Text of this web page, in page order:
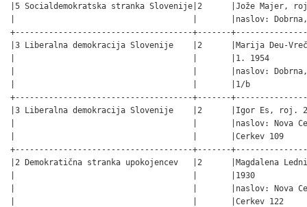
|5 Socialdemokratska stranka Slovenije|2      |Jože Majer,
|                                     |       |naslov: Dobrna,
+-------------------------------------+-------
|3 Liberalna demokracija Slovenije    |2      |Marija Deu-
|                                     |       |1. 1954
|                                     |       |naslov: Dobrna,
|                                     |       |1/b
+-------------------------------------+-------
|3 Liberalna demokracija Slovenije    |2      |Igor Es, roj.
|                                     |       |naslov: Nova
|                                     |       |Cerkev 109
+-------------------------------------+-------
|2 Demokratična stranka upokojencev   |2      |Magdalena
|                                     |       |1930
|                                     |       |naslov: Nova
|                                     |       |Cerkev 122